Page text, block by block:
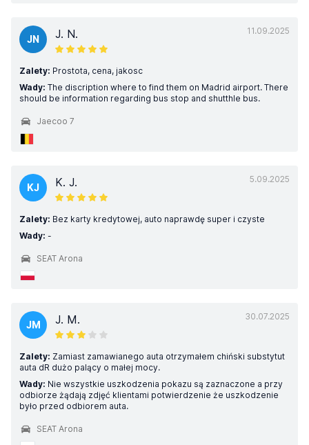
11.09.2025
JN J. N.
Zalety: Prostota, cena, jakosc
Wady: The discription where to find them on Madrid airport. There
should be information regarding bus stop and shutthle bus.
Jaecoo 7
5.09.2025
KJ K. J.
Zalety: Bez karty kredytowej, auto naprawdę super i czyste
Wady: -
SEAT Arona
30.07.2025
JM J. M.
Zalety: Zamiast zamawianego auta otrzymałem chiński substytut
auta dR dużo palący o małej mocy.
Wady: Nie wszystkie uszkodzenia pokazu są zaznaczone a przy
odbiorze żądają zdjęć klientami potwierdzenie że uszkodzenie
było przed odbiorem auta.
SEAT Arona